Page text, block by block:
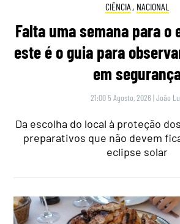
CIÊNCIA , NACIONAL
Falta uma semana para o
este é o guia para
em
21:00 5 Agosto, 2026 |João
Da escolha do local à proteção
preparativos que não devem
eclipse solar